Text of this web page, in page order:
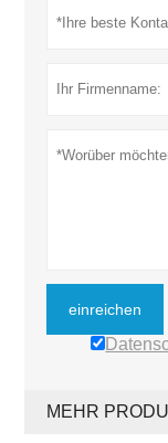
einreichen
MEHR